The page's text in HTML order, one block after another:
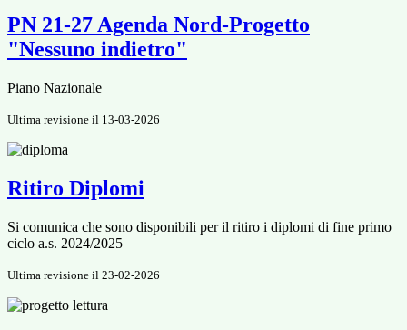
PN 21-27 Agenda Nord-Progetto
"Nessuno indietro"
Piano Nazionale
Ultima revisione il 13-03-2026
Ritiro Diplomi
Si comunica che sono disponibili per il ritiro i diplomi di fine primo
ciclo a.s. 2024/2025
Ultima revisione il 23-02-2026